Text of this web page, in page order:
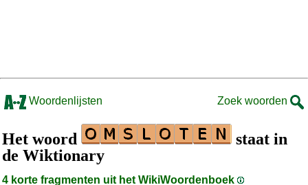
Woordenlijsten Zoek woorden
Het woord
staat in
de Wiktionary
4 korte fragmenten uit het WikiWoordenboek